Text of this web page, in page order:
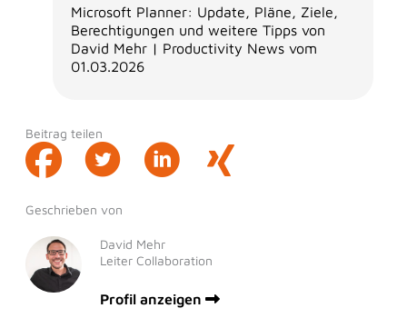
Microsoft Planner: Update, Pläne, Ziele,
Berechtigungen und weitere Tipps von
David Mehr | Productivity News vom
01.03.2026
Beitrag teilen
Geschrieben von
David Mehr
Leiter Collaboration
Profil anzeigen